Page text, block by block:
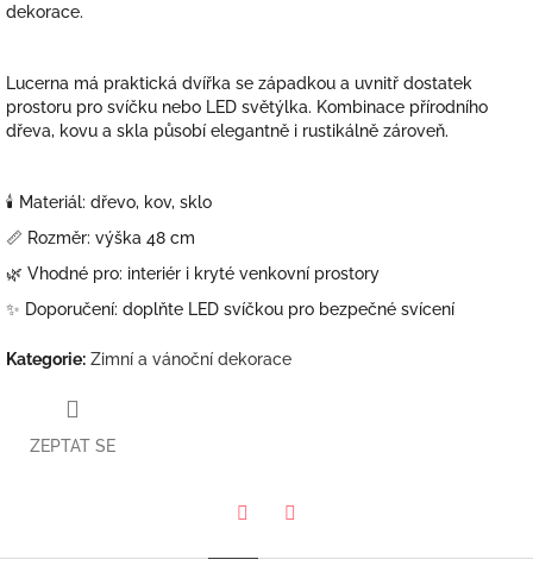
dekorace.
Lucerna má praktická dvířka se západkou a uvnitř dostatek
prostoru pro svíčku nebo LED světýlka. Kombinace přírodního
dřeva, kovu a skla působí elegantně i rustikálně zároveň.
🕯️ Materiál: dřevo, kov, sklo
📏 Rozměr: výška 48 cm
🌿 Vhodné pro: interiér i kryté venkovní prostory
✨ Doporučení: doplňte LED svíčkou pro bezpečné svícení
Kategorie: Zimní a vánoční dekorace
ZEPTAT SE